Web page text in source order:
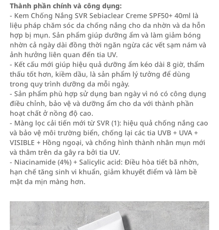
Thành phần chính và công dụng:
- Kem Chống Nắng SVR Sebiaclear Creme SPF50+ 40ml là
liệu pháp chăm sóc da chống nắng cho da nhờn và da hỗn
hợp bị mụn. Sản phẩm giúp dưỡng ẩm và làm giảm bóng
nhờn cả ngày dài đồng thời ngăn ngừa các vết sạm nám và
ảnh hưởng liên quan đến tia UV.
- Kết cấu mới giúp hiệu quả dưỡng ẩm kéo dài 8 giờ, thẩm
thấu tốt hơn, kiềm dầu, là sản phẩm lý tưởng để dùng
trong quy trình dưỡng da mỗi ngày.
- Sản phẩm phù hợp sử dụng ban ngày vì nó có công dụng
điều chỉnh, bảo vệ và dưỡng ẩm cho da với thành phần
hoạt chất ở nồng độ cao.
- Màng lọc cải tiến mới từ SVR (1): hiệu quả chống nắng cao
và bảo vệ môi trường biển, chống lại các tia UVB + UVA +
VISIBLE + Hồng ngoại, và chống hình thành nhân mụn mới
và thâm trên da gây ra bởi tia UV.
- Niacinamide (4%) + Salicylic acid: Điều hòa tiết bã nhờn,
hạn chế tăng sinh vi khuẩn, giảm khuyết điểm và làm bề
mặt da mịn màng hơn.